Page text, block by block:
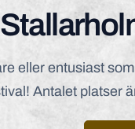
eller entusiast
Antalet platser